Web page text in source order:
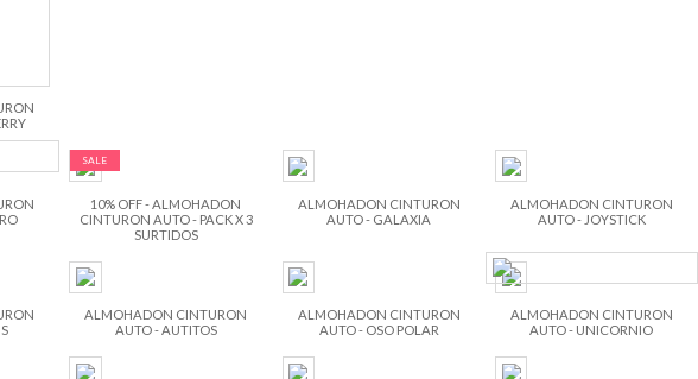
SALE
10% OFF - ALMOHADON
CINTURON AUTO - PACK X 3
SURTIDOS
ALMOHADON CINTURON
AUTO - GALAXIA
ALMOHADON CINTURON
AUTO - JOYSTICK
ALMOHADON CINTURON
AUTO - AUTITOS
ALMOHADON CINTURON
AUTO - OSO POLAR
ALMOHADON CINTURON
AUTO - UNICORNIO